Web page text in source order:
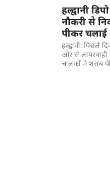
हल्द्वानी
नौकरी से
पीकर
हल्द्वानी: पिछले
ओर से
चालकों ने शराब